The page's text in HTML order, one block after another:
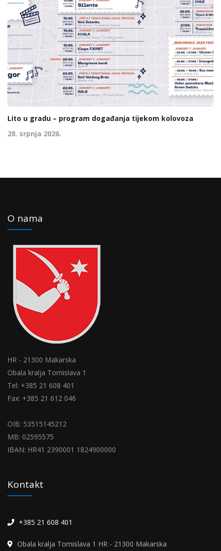
Lito u gradu – program događanja tijekom kolovoza
28. srpnja 2026.
O nama
HR - 21300 Makarska
Obala kralja Tomislava 1
Tel: +385 21 608 401
Fax: +385 21 612 046
OIB: 53515145212
MB: 02595575
IBAN: HR41 2390001 1824900000
Kontakt
+385 21 608 401
Obala kralja Tomislava 1 HR - 21300 Makarska